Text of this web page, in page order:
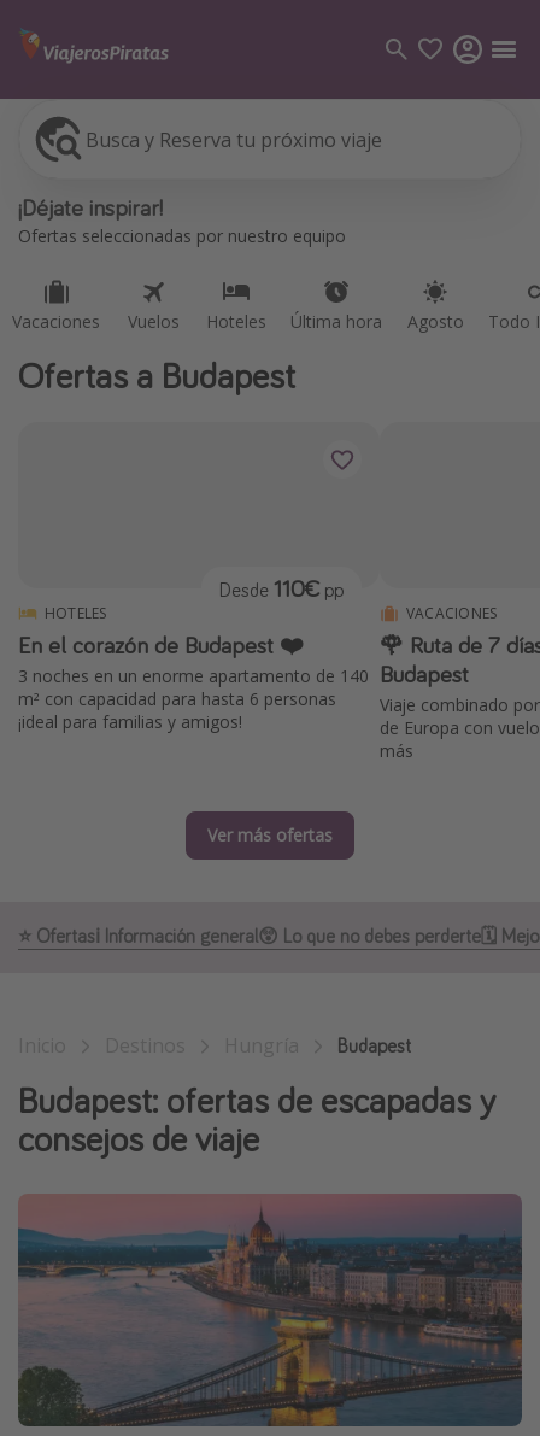
Busca y Reserva tu próximo viaje
¡Déjate inspirar!
Ofertas seleccionadas por nuestro equipo
Vacaciones Vuelos Hoteles Última hora Agosto Todo
Vacaciones
Vuelos
Viajes
Islas Baleares
México
Tailandia
Maldivas
Viajes en tren
Vacaciones de Playa
Viajes para singles
Escapadas románticas
Más temas
Trabajar en el extranjero
Cruceros por el Mediterráneo
Hoteles más hot de España
Guía de equipaje de mano
Ofertas a Budapest
HOTELES
En el corazón de Budapest ❤️
3 noches en un enorme apartamento de 140
m² con capacidad para hasta 6 personas
¡ideal para familias y amigos!
Desde 110€ pp
VACACIONES
🌹 Ruta de 7
Budapest
Viaje combinado
de Europa con
más
Ver más ofertas
⭐️ Ofertasℹ️ Información general😲 Lo que no debes perderte🗓️
Budapest
Budapest: ofertas de escapadas y
consejos de viaje